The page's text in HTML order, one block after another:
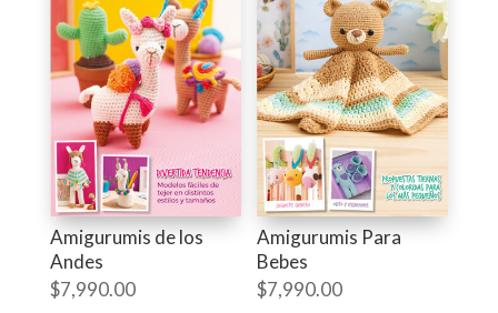
Amigurumis de los
Andes
$7,990.00
Amigurumis Para
Bebes
$7,990.00